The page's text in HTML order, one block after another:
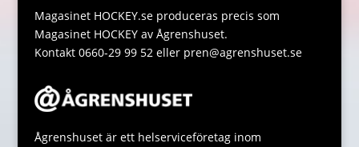
Magasinet HOCKEY.se produceras precis som
Magasinet HOCKEY av Ågrenshuset.
Kontakt 0660-29 99 52 eller pren@agrenshuset.se
Ågrenshuset är ett helserviceföretag inom